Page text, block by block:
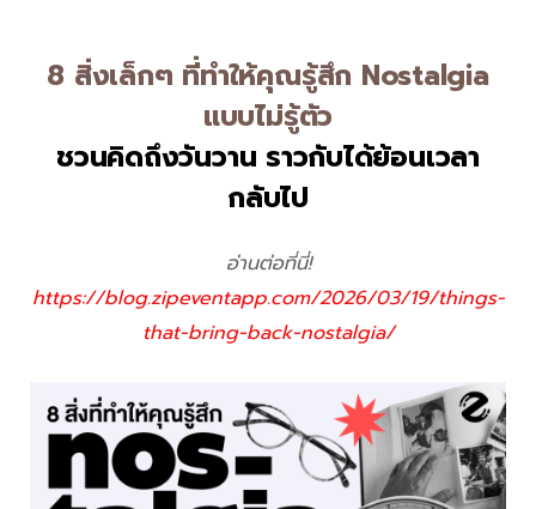
8 สิ่งเล็กๆ ที่ทำให้คุณรู้สึก Nostalgia
แบบไม่รู้ตัว
ชวนคิดถึงวันวาน ราวกับได้ย้อนเวลา
กลับไป
อ่านต่อที่นี่!
https://blog.zipeventapp.com/2026/03/19/things-
that-bring-back-nostalgia/